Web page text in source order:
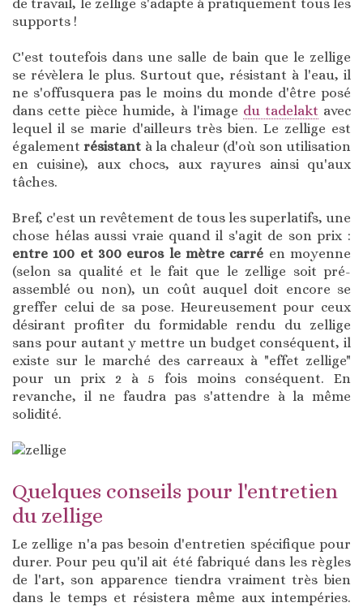
de travail, le zellige s'adapte à pratiquement tous les
supports !
C'est toutefois dans une salle de bain que le zellige
se révèlera le plus. Surtout que, résistant à l'eau, il
ne s'offusquera pas le moins du monde d'être posé
dans cette pièce humide, à l'image du tadelakt avec
lequel il se marie d'ailleurs très bien. Le zellige est
égalementrésistant à la chaleur (d'où son utilisation
en cuisine), aux chocs, aux rayures ainsi qu'aux
tâches.
Bref, c'est un revêtement de tous les superlatifs, une
chose hélas aussi vraie quand il s'agit de son prix :
entre 100 et 300 euros le mètre carré en moyenne
(selon sa qualité et le fait que le zellige soit pré-
assemblé ou non), un coût auquel doit encore se
greffer celui de sa pose. Heureusement pour ceux
désirant profiter du formidable rendu du zellige
sans pour autant y mettre un budget conséquent, il
existe sur le marché des carreaux à "effet zellige"
pour un prix 2 à 5 fois moins conséquent. En
revanche, il ne faudra pas s'attendre à la même
solidité.
Quelques conseils pour l'entretien
du zellige
Le zellige n'a pas besoin d'entretien spécifique pour
durer. Pour peu qu'il ait été fabriqué dans les règles
de l'art, son apparence tiendra vraiment très bien
dans le temps et résistera même aux intempéries.